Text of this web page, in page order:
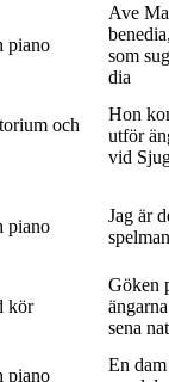
piano
Ave
som
dia
och
Hon
utför
vid
piano
Jag är
spelman
kör
Göken
sena
piano
En